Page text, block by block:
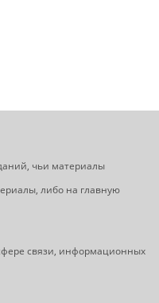
чьи материалы
либо на главную
связи, информационных